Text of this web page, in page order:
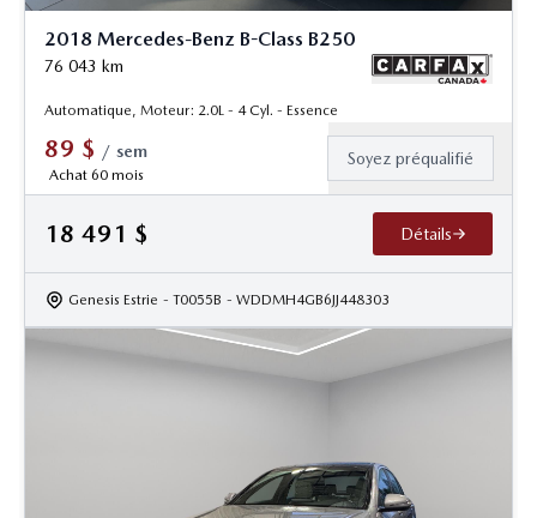
2018 Mercedes-Benz B-Class B250
76 043 km
Automatique, Moteur: 2.0L - 4 Cyl. - Essence
89 $ / sem
Achat 60 mois
Soyez préqualifié
18 491 $ Détails
Genesis Estrie - T0055B - WDDMH4GB6JJ448303